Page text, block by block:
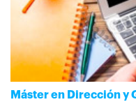
Máster en Dirección y